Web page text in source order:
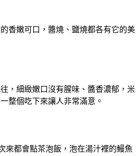
香嫩可口，醬燒、鹽燒都各有它的美
，細緻嫩口沒有腥味、醬香濃郁，米
整個吃下來讓人非常滿意。
來都會點茶泡飯，泡在湯汁裡的鰻魚